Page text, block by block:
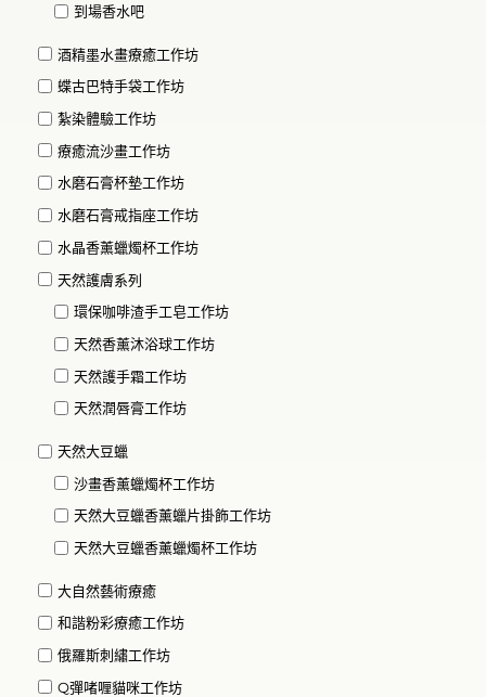
到場香水吧
酒精墨水畫療癒工作坊
蝶古巴特手袋工作坊
紮染體驗工作坊
療癒流沙畫工作坊
水磨石膏杯墊工作坊
水磨石膏戒指座工作坊
水晶香薰蠟燭杯工作坊
天然護膚系列
環保咖啡渣手工皂工作坊
天然香薰沐浴球工作坊
天然護手霜工作坊
天然潤唇膏工作坊
天然大豆蠟
沙畫香薰蠟燭杯工作坊
天然大豆蠟香薰蠟片掛飾工作坊
天然大豆蠟香薰蠟燭杯工作坊
大自然藝術療癒
和諧粉彩療癒工作坊
俄羅斯刺繡工作坊
Q彈啫喱貓咪工作坊